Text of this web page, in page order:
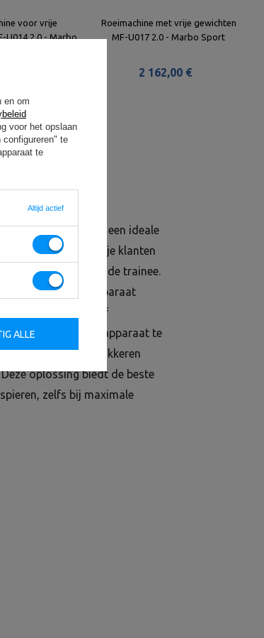
voor vrije
U014 2.0 - Marbo
Roeimachine met vrije gewichten
MF-U017 2.0 - Marbo Sport
2 162,00 €
de schouders is een ideale
apparaat kunnen je klanten
veiligheid van de trainee.
waarmee je het apparaat
een innovatief
zonder het apparaat te
die je armen blokkeren
oplossing biedt de beste
zelfs bij maximale
en om
voor het opslaan
configureren" te
te
Altijd actief
ALLE